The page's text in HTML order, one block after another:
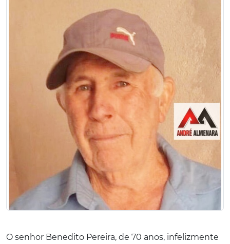
O senhor Benedito Pereira, de 70 anos, infelizmente